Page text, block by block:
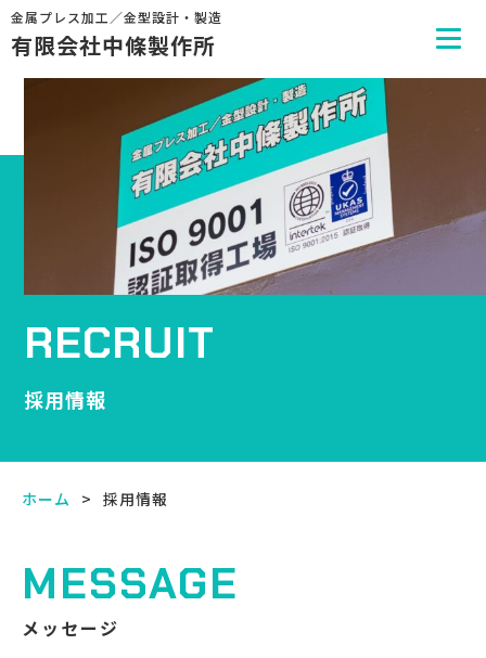
金属プレス加工／金型設計・製造
有限会社中條製作所
RECRUIT
採用情報
ホーム 採用情報
MESSAGE
メッセージ